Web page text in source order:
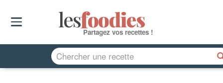
lesfoodies
Partagez vos recettes !